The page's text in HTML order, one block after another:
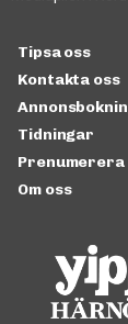
Tipsa oss
Kontakta oss
Tidningar
Prenumerera
Om oss